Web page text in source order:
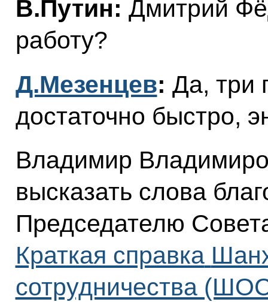
В.Путин: Дмитрий
работу?
Д.Мезенцев: Да, три
достаточно быстро,
Владимир
высказать слова
Председателю
Краткая справка
сотрудничества